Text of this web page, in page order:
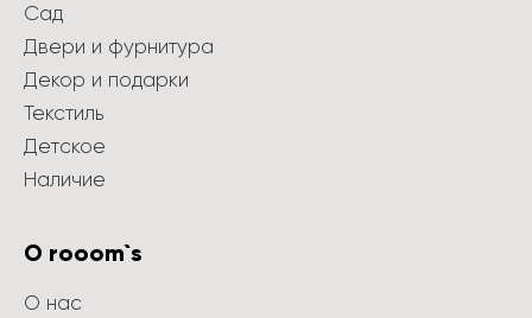
Сад
Двери и фурнитура
Декор и подарки
Текстиль
Детское
Наличие
О rooom`s
О нас